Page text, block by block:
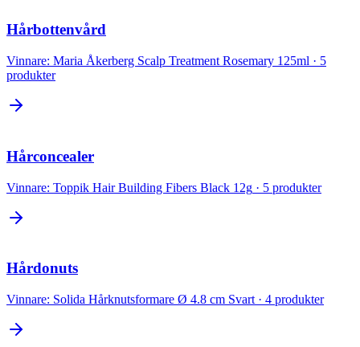
Hårbottenvård
Vinnare: Maria Åkerberg Scalp Treatment Rosemary 125ml · 5
produkter
Hårconcealer
Vinnare: Toppik Hair Building Fibers Black 12g · 5 produkter
Hårdonuts
Vinnare: Solida Hårknutsformare Ø 4.8 cm Svart · 4 produkter